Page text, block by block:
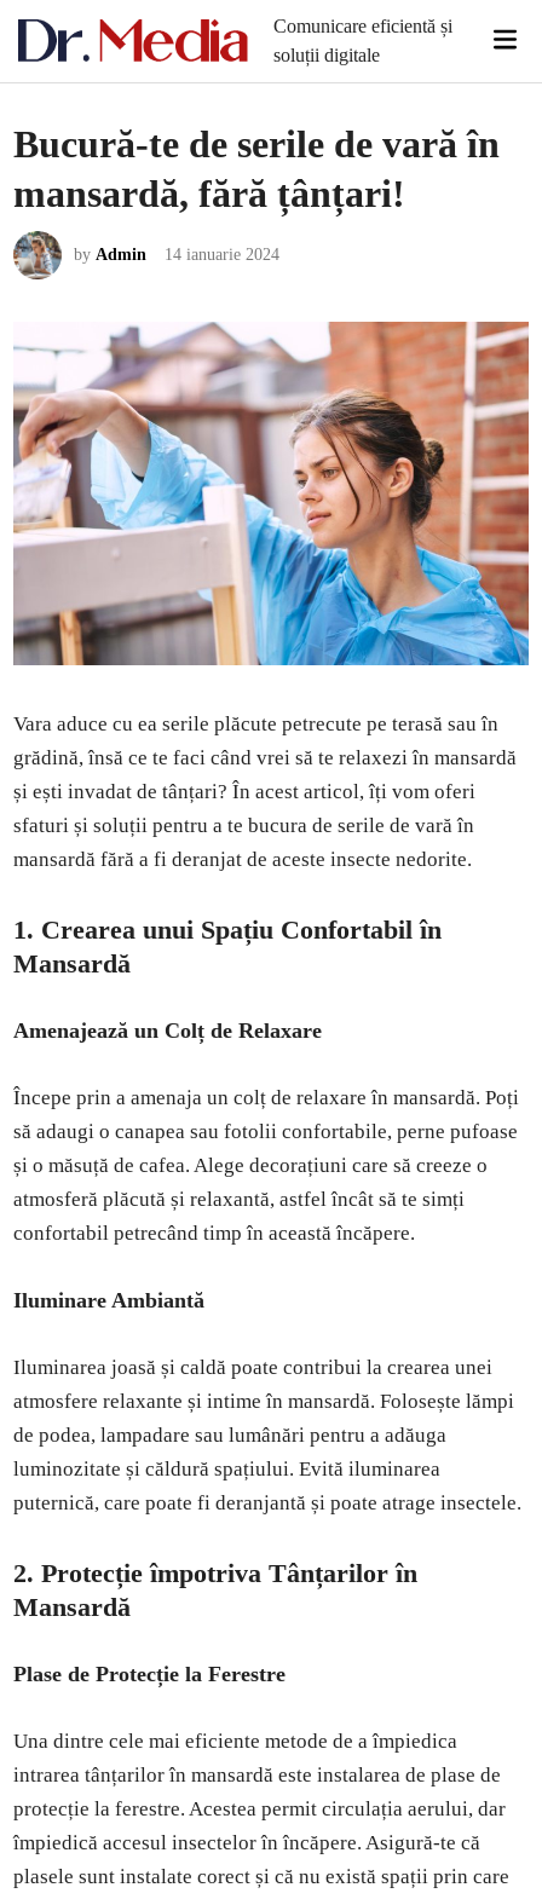
Comunicare eficientă și
soluții digitale
Bucură-te de serile de vară în
mansardă, fără țânțari!
byAdmin 14 ianuarie 2024
Vara aduce cu ea serile plăcute petrecute pe terasă sau în
grădină, însă ce te faci când vrei să te relaxezi în mansardă
și ești invadat de tânțari? În acest articol, îți vom oferi
sfaturi și soluții pentru a te bucura de serile de vară în
mansardă fără a fi deranjat de aceste insecte nedorite.
1. Crearea unui Spațiu Confortabil în
Mansardă
Amenajează un Colț de Relaxare
Începe prin a amenaja un colț de relaxare în mansardă. Poți
să adaugi o canapea sau fotolii confortabile, perne pufoase
și o măsuță de cafea. Alege decorațiuni care să creeze o
atmosferă plăcută și relaxantă, astfel încât să te simți
confortabil petrecând timp în această încăpere.
Iluminare Ambiantă
Iluminarea joasă și caldă poate contribui la crearea unei
atmosfere relaxante și intime în mansardă. Folosește lămpi
de podea, lampadare sau lumânări pentru a adăuga
luminozitate și căldură spațiului. Evită iluminarea
puternică, care poate fi deranjantă și poate atrage insectele.
2. Protecție împotriva Tânțarilor în
Mansardă
Plase de Protecție la Ferestre
Una dintre cele mai eficiente metode de a împiedica
intrarea tânțarilor în mansardă este instalarea de plase de
protecție la ferestre. Acestea permit circulația aerului, dar
împiedică accesul insectelor în încăpere. Asigură-te că
plasele sunt instalate corect și că nu există spații prin care